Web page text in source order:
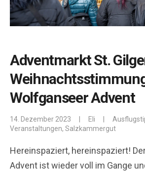
Adventmarkt St.
Wolfganseer Advent
14. Dezember 2023 Eli
Veranstaltungen, Salzkammergut
Hereinspaziert, hereinspaziert!
Advent ist wieder voll im Gange